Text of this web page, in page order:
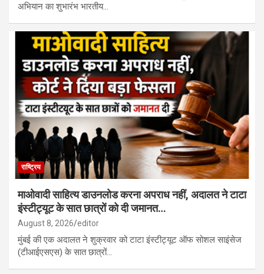
अभियान का शुभारंभ भारतीय…
राष्ट्रिय
माओवादी साहित्य डाउनलोड करना अपराध नहीं, अदालत ने टाटा
इंस्टीट्यूट के सात छात्रों को दी जमानत…
August 8, 2026 editor
मुंबई की एक अदालत ने शुक्रवार को टाटा इंस्टीट्यूट ऑफ सोशल साइंसेज
(टीआईएसएस) के सात छात्रों…